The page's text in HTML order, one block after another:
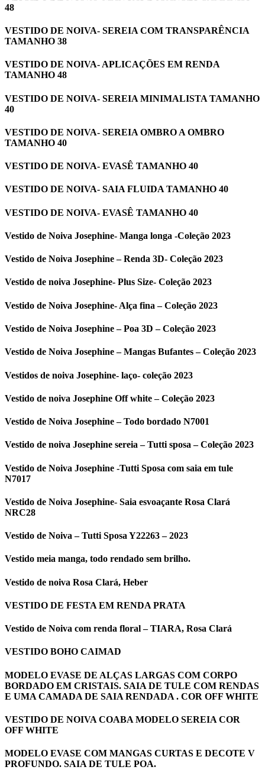
48
VESTIDO DE NOIVA- SEREIA COM TRANSPARÊNCIA
TAMANHO 38
VESTIDO DE NOIVA- APLICAÇÕES EM RENDA
TAMANHO 48
VESTIDO DE NOIVA- SEREIA MINIMALISTA TAMANHO
40
VESTIDO DE NOIVA- SEREIA OMBRO A OMBRO
TAMANHO 40
VESTIDO DE NOIVA- EVASÊ TAMANHO 40
VESTIDO DE NOIVA- SAIA FLUIDA TAMANHO 40
VESTIDO DE NOIVA- EVASÊ TAMANHO 40
Vestido de Noiva Josephine- Manga longa -Coleção 2023
Vestido de Noiva Josephine – Renda 3D- Coleção 2023
Vestido de noiva Josephine- Plus Size- Coleção 2023
Vestido de Noiva Josephine- Alça fina – Coleção 2023
Vestido de Noiva Josephine – Poa 3D – Coleção 2023
Vestido de Noiva Josephine – Mangas Bufantes – Coleção 2023
Vestidos de noiva Josephine- laço- coleção 2023
Vestido de noiva Josephine Off white – Coleção 2023
Vestido de Noiva Josephine – Todo bordado N7001
Vestido de noiva Josephine sereia – Tutti sposa – Coleção 2023
Vestido de Noiva Josephine -Tutti Sposa com saia em tule
N7017
Vestido de Noiva Josephine- Saia esvoaçante Rosa Clará
NRC28
Vestido de Noiva – Tutti Sposa Y22263 – 2023
Vestido meia manga, todo rendado sem brilho.
Vestido de noiva Rosa Clará, Heber
VESTIDO DE FESTA EM RENDA PRATA
Vestido de Noiva com renda floral – TIARA, Rosa Clará
VESTIDO BOHO CAIMAD
MODELO EVASE DE ALÇAS LARGAS COM CORPO
BORDADO EM CRISTAIS. SAIA DE TULE COM RENDAS
E UMA CAMADA DE SAIA RENDADA . COR OFF WHITE
VESTIDO DE NOIVA COABA MODELO SEREIA COR
OFF WHITE
MODELO EVASE COM MANGAS CURTAS E DECOTE V
PROFUNDO. SAIA DE TULE POA.